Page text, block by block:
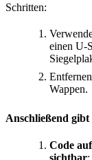
Schritten:
einen U-
Wappen.
Anschließend
Code
sichtbar: